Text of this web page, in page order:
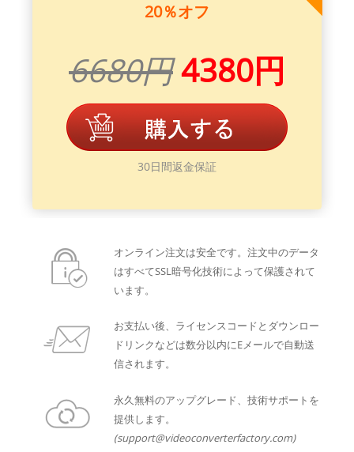
20％オフ
6680円4380円
30日間返金保証
オンライン注文は安全です。注文中のデータ
はすべてSSL暗号化技術によって保護されて
います。
お支払い後、ライセンスコードとダウンロー
ドリンクなどは数分以内にEメールで自動送
信されます。
永久無料のアップグレード、技術サポートを
提供します。
(support@videoconverterfactory.com)